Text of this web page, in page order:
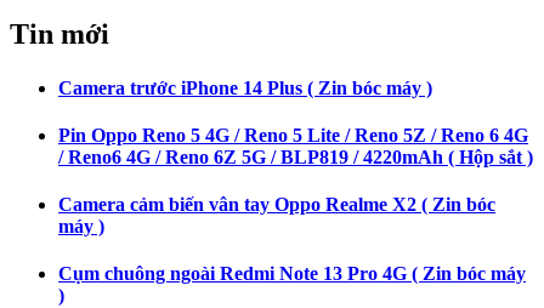
Tin mới
Camera trước iPhone 14 Plus ( Zin bóc máy )
Pin Oppo Reno 5 4G / Reno 5 Lite / Reno 5Z / Reno 6 4G
/ Reno6 4G / Reno 6Z 5G / BLP819 / 4220mAh ( Hộp sắt )
Camera cảm biến vân tay Oppo Realme X2 ( Zin bóc
máy )
Cụm chuông ngoài Redmi Note 13 Pro 4G ( Zin bóc máy
)